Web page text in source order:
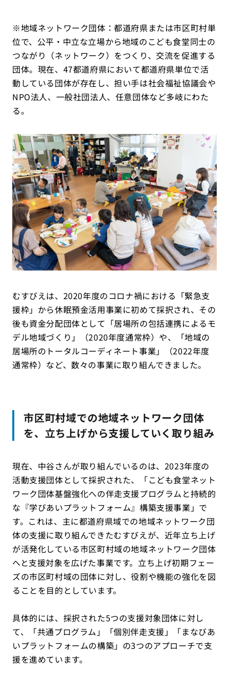
※地域ネットワーク団体：都道府県または市区町村単
位で、公平・中⽴な⽴場から地域のこども⾷堂同⼠の
つながり（ネットワーク）をつくり、交流を促進する
団体。現在、47都道府県において都道府県単位で活
動している団体が存在し、担い⼿は社会福祉協議会や
NPO法⼈、⼀般社団法⼈、任意団体など多岐にわた
る。
むすびえは、2020年度のコロナ禍における「緊急支
援枠」から休眠預金活用事業に初めて採択され、その
後も資金分配団体として「居場所の包括連携によるモ
デル地域づくり」（2020年度通常枠）や、「地域の
居場所のトータルコーディネート事業」（2022年度
通常枠）など、数々の事業に取り組んできました。
市区町村域での地域ネットワーク団体
を、立ち上げから支援していく取り組み
現在、中谷さんが取り組んでいるのは、2023年度の
活動支援団体として採択された、「こども食堂ネット
ワーク団体基盤強化への伴走支援プログラムと持続的
な『学びあいプラットフォーム』構築支援事業」で
す。これは、主に都道府県域での地域ネットワーク団
体の支援に取り組んできたむすびえが、近年立ち上げ
が活発化している市区町村域の地域ネットワーク団体
へと支援対象を広げた事業です。立ち上げ初期フェー
ズの市区町村域の団体に対し、役割や機能の強化を図
ることを目的としています。
具体的には、採択された5つの支援対象団体に対し
て、「共通プログラム」「個別伴走支援」「まなびあ
いプラットフォームの構築」の3つのアプローチで支
援を進めています。